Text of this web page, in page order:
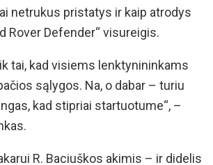
netrukus pristatys ir kaip atrodys
Rover Defender“ visureigis.
tai, kad visiems lenktynininkams
sąlygos. Na, o dabar – turiu
kad stipriai startuotume“, –
R. Baciuškos akimis – ir didelis